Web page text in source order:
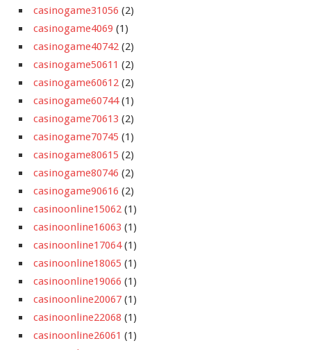
casinogame31056 (2)
casinogame4069 (1)
casinogame40742 (2)
casinogame50611 (2)
casinogame60612 (2)
casinogame60744(1)
casinogame70613 (2)
casinogame70745 (1)
casinogame80615 (2)
casinogame80746 (2)
casinogame90616 (2)
casinoonline15062 (1)
casinoonline16063 (1)
casinoonline17064(1)
casinoonline18065 (1)
casinoonline19066 (1)
casinoonline20067 (1)
casinoonline22068 (1)
casinoonline26061 (1)